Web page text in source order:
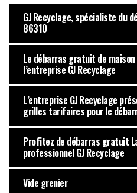
GJ Recyclage, spécialiste du
86310
Le débarras gratuit de
l’entreprise GJ Recyclage
L’entreprise GJ Recyclage
grilles tarifaires pour le
Profitez de débarras gratuit
professionnel GJ Recyclage
Vide grenier